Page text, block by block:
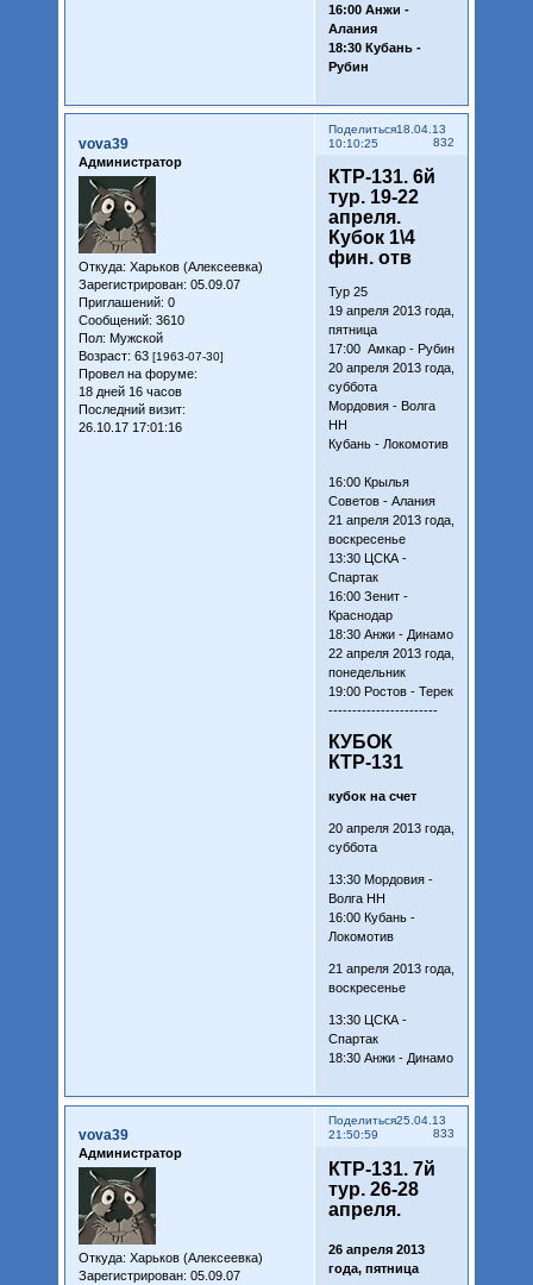
16:00 Анжи -
Алания
18:30 Кубань -
Рубин
Поделиться
832
18.04.13
10:10:25
vova39
Администратор
Откуда: Харьков (Алексеевка)
Зарегистрирован: 05.09.07
Приглашений: 0
Сообщений: 3610
Пол: Мужской
Возраст: 63 [1963-07-30]
Провел на форуме:
18 дней 16 часов
Последний визит:
26.10.17 17:01:16
КТР-131. 6й
тур. 19-22
апреля.
Кубок 1\4
фин. отв
Тур 25
19 апреля 2013 года,
пятница
17:00 Амкар - Рубин
20 апреля 2013 года,
суббота
Мордовия - Волга
НН
Кубань - Локомотив
16:00 Крылья
Советов - Алания
21 апреля 2013 года,
воскресенье
13:30 ЦСКА -
Спартак
16:00 Зенит -
Краснодар
18:30 Анжи - Динамо
22 апреля 2013 года,
понедельник
19:00 Ростов - Терек
-----------------------
КУБОК
КТР-131
кубок на счет
20 апреля 2013 года,
суббота
13:30 Мордовия -
Волга НН
16:00 Кубань -
Локомотив
21 апреля 2013 года,
воскресенье
13:30 ЦСКА -
Спартак
18:30 Анжи - Динамо
Поделиться
833
25.04.13
21:50:59
vova39
Администратор
Откуда: Харьков (Алексеевка)
Зарегистрирован: 05.09.07
КТР-131. 7й
тур. 26-28
апреля.
26 апреля 2013
года, пятница